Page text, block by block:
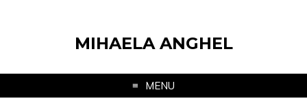
MIHAELA ANGHEL
MENU